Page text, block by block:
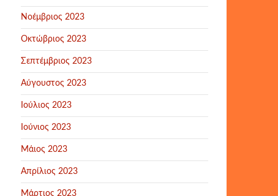
Νοέμβριος 2023
Οκτώβριος 2023
Σεπτέμβριος 2023
Αύγουστος 2023
Ιούλιος 2023
Ιούνιος 2023
Μάιος 2023
Απρίλιος 2023
Μάρτιος 2023